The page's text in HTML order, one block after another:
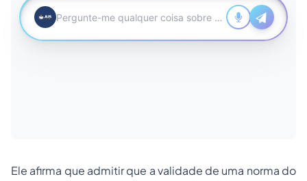
Ele afirma que admitir que a validade de uma norma do